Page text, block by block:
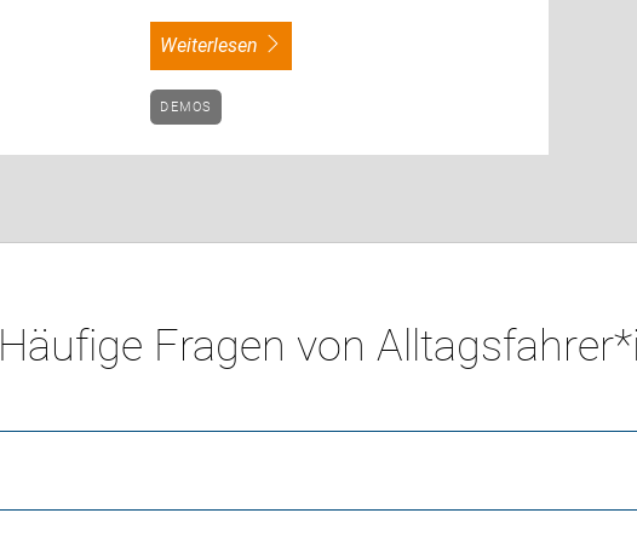
weiterlesen
DEMOS
Häufige Fragen von